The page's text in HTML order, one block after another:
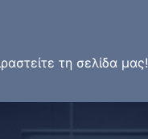
τη σελίδα μας!